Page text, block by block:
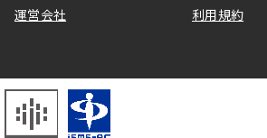
運営会社 利用規約